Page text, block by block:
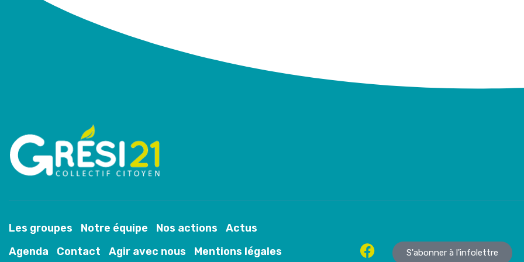
Les groupes Notre équipe Nos actions
Actus
Agenda
Contact Agir avec nous Mentions légales S'abonner à l'infolettre